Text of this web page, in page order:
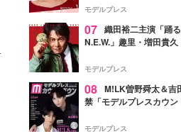
ぎ」「成長を感じる」の声
モデルプレス
07 織田裕二主演「踊
N.E.W.」趣里・増田貴
徴する“謎のキーワード”も
モデルプレス
08 M!LK曽野舜太＆吉
禁「モデルプレスカウ
モデルプレス